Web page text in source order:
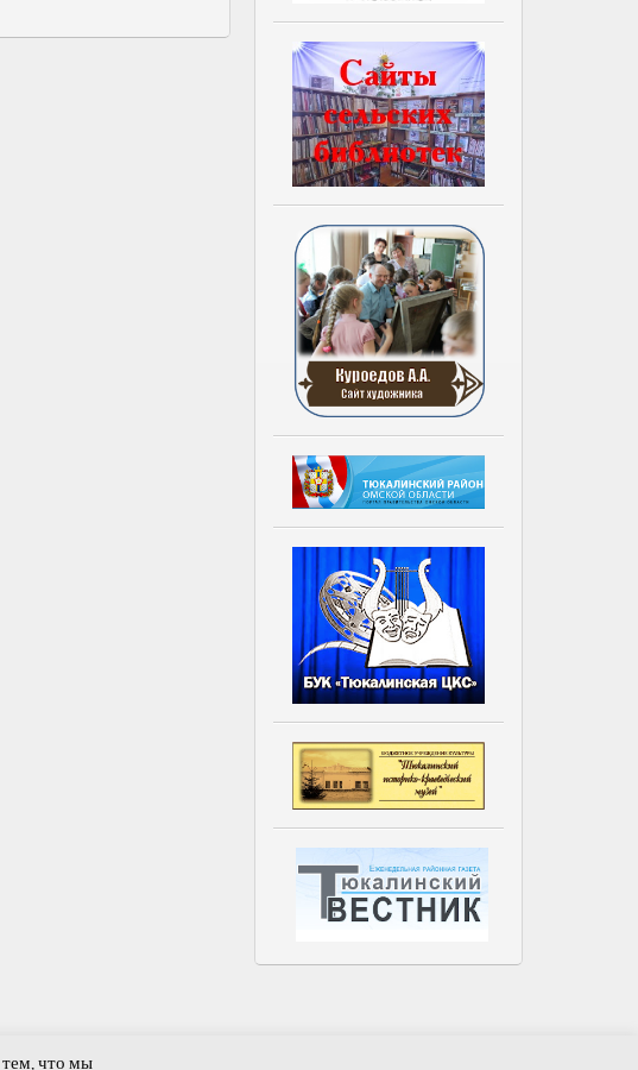
тем, что мы